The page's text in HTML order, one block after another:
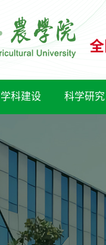
学科建设 科学研究